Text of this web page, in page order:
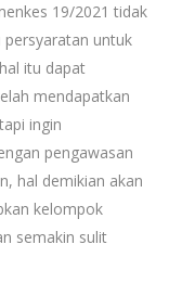
19/2021 tidak
untuk
itu dapat
mendapatkan
ingin
pengawasan
hal demikian akan
kelompok
semakin sulit